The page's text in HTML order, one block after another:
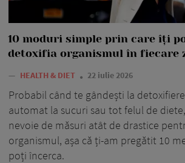
10 moduri simple prin care îți
detoxifia organismul în fiecare
— HEALTH & DIET 22 iulie 2026
Probabil când te gândești la
automat la sucuri sau tot felul de
nevoie de măsuri atât de drastice
organismul, așa că ți-am pregătit 10
poți încerca.